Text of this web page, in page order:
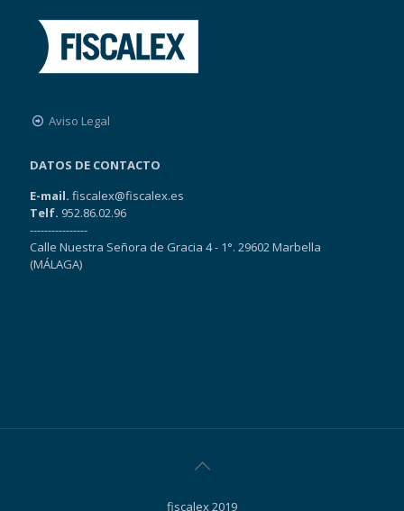
Aviso Legal
DATOS DE CONTACTO
E-mail. fiscalex@fiscalex.es
Telf. 952.86.02.96
----------------
Calle Nuestra Señora de Gracia 4 - 1°. 29602 Marbella
(MÁLAGA)
fiscalex 2019